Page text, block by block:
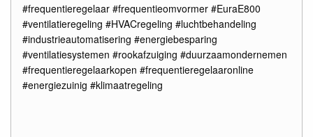
#frequentieregelaar #frequentieomvormer #EuraE800
#ventilatieregeling #HVACregeling #luchtbehandeling
#industrieautomatisering #energiebesparing
#ventilatiesystemen #rookafzuiging #duurzaamondernemen
#frequentieregelaarkopen #frequentieregelaaronline
#energiezuinig #klimaatregeling